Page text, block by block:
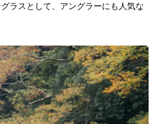
ラスとして、アングラーにも人気な